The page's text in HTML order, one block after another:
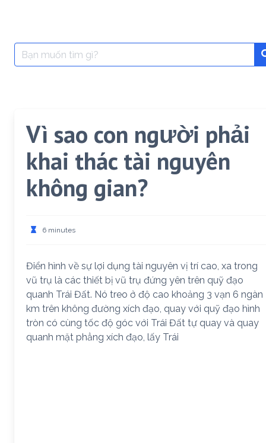
Search
for:
Vì sao con người phải
khai thác tài nguyên
không gian?
6 minutes
Điển hình về sự lợi dụng tài nguyên vị trí cao, xa trong
vũ trụ là các thiết bị vũ trụ đứng yên trên quỹ đạo
quanh Trái Đất. Nó treo ở độ cao khoảng 3 vạn 6 ngàn
km trên không đường xích đạo, quay với quỹ đạo hình
tròn có cùng tốc độ góc với Trái Đất tự quay và quay
quanh mặt phẳng xích đạo, lấy Trái